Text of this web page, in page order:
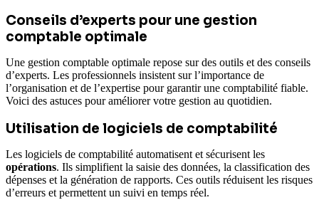
Conseils d’experts pour une gestion
comptable optimale
Une gestion comptable optimale repose sur des outils et des conseils
d’experts. Les professionnels insistent sur l’importance de
l’organisation et de l’expertise pour garantir une comptabilité fiable.
Voici des astuces pour améliorer votre gestion au quotidien.
Utilisation de logiciels de comptabilité
Les logiciels de comptabilité automatisent et sécurisent les
opérations. Ils simplifient la saisie des données, la classification des
dépenses et la génération de rapports. Ces outils réduisent les risques
d’erreurs et permettent un suivi en temps réel.